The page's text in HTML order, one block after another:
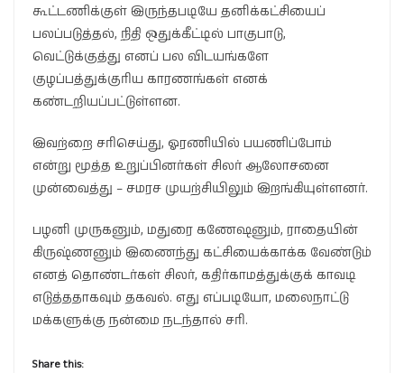
கூட்டணிக்குள் இருந்தபடியே தனிக்கட்சியைப்
பலப்படுத்தல், நிதி ஒதுக்கீட்டில் பாகுபாடு,
வெட்டுக்குத்து எனப் பல விடயங்களே
குழப்பத்துக்குரிய காரணங்கள் எனக்
கண்டறியப்பட்டுள்ளன.
இவற்றை சரிசெய்து, ஓரணியில் பயணிப்போம்
என்று மூத்த உறுப்பினர்கள் சிலர் ஆலோசனை
முன்வைத்து – சமரச முயற்சியிலும் இறங்கியுள்ளனர்.
பழனி முருகனும், மதுரை கணேஷனும், ராதையின்
கிருஷ்ணனும் இணைந்து கட்சியைக்காக்க வேண்டும்
எனத் தொண்டர்கள் சிலர், கதிர்காமத்துக்குக் காவடி
எடுத்ததாகவும் தகவல். எது எப்படியோ, மலைநாட்டு
மக்களுக்கு நன்மை நடந்தால் சரி.
Share this: